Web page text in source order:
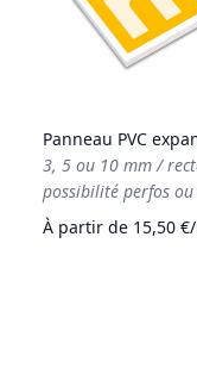
Panneau PVC
3, 5 ou 10 mm /
possibilité perfos
À partir de 15,50 €/